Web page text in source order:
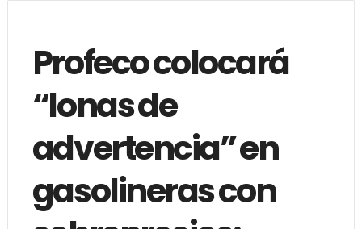
Profeco colocará
“lonas de
advertencia” en
gasolineras con